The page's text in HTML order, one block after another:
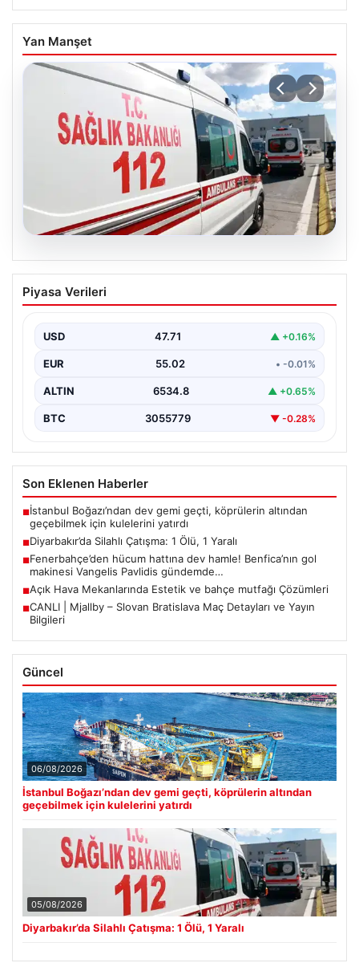
Yan Manşet
05.08.2026
Diyarbakır’da Silahlı Çatışma: 1 Ölü, 1
Yaralı
bölge sakinlerini korkuttu. Olay, iki grup arasında
uzun…
Piyasa Verileri
USD 47.71 ▲ +0.16%
EUR 55.02 • -0.01%
ALTIN 6534.8 ▲ +0.65%
BTC 3055779 ▼ -0.28%
Son Eklenen Haberler
■İstanbul Boğazı’ndan dev gemi geçti, köprülerin altından
geçebilmek için kulelerini yatırdı
■Diyarbakır’da Silahlı Çatışma: 1 Ölü, 1 Yaralı
■Fenerbahçe’den hücum hattına dev hamle! Benfica’nın gol
makinesi Vangelis Pavlidis gündemde…
■Açık Hava Mekanlarında Estetik ve bahçe mutfağı Çözümleri
■CANLI | Mjallby – Slovan Bratislava Maç Detayları ve Yayın
Bilgileri
Güncel
06/08/2026
İstanbul Boğazı’ndan dev gemi geçti, köprülerin altından
geçebilmek için kulelerini yatırdı
05/08/2026
Diyarbakır’da Silahlı Çatışma: 1 Ölü, 1 Yaralı